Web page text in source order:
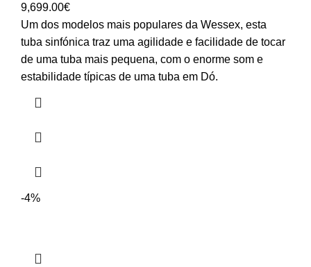
9,699.00€
Um dos modelos mais populares da Wessex, esta
tuba sinfónica traz uma agilidade e facilidade de tocar
de uma tuba mais pequena, com o enorme som e
estabilidade típicas de uma tuba em Dó.
-4%